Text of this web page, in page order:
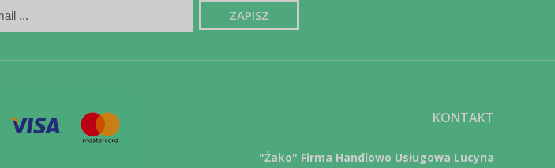
KONTAKT
"Żako" Firma Handlowo Usługowa Lucyna